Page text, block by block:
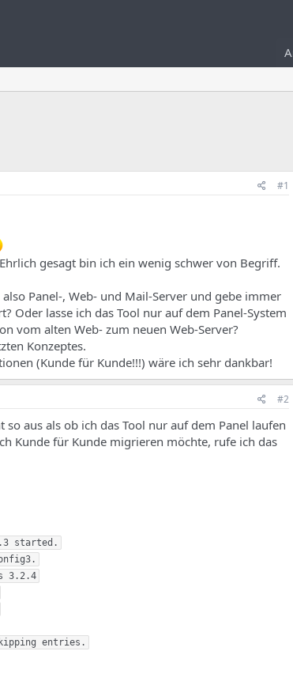
#1
gesagt bin ich ein wenig schwer von Begriff.
Panel-, Web- und Mail-Server und gebe immer
Oder lasse ich das Tool nur auf dem Panel-System
vom alten Web- zum neuen Web-Server?
Konzeptes.
(Kunde für Kunde!!!) wäre ich sehr dankbar!
#2
aus als ob ich das Tool nur auf dem Panel laufen
Kunde für Kunde migrieren möchte, rufe ich das
started.
3.2.4
entries.